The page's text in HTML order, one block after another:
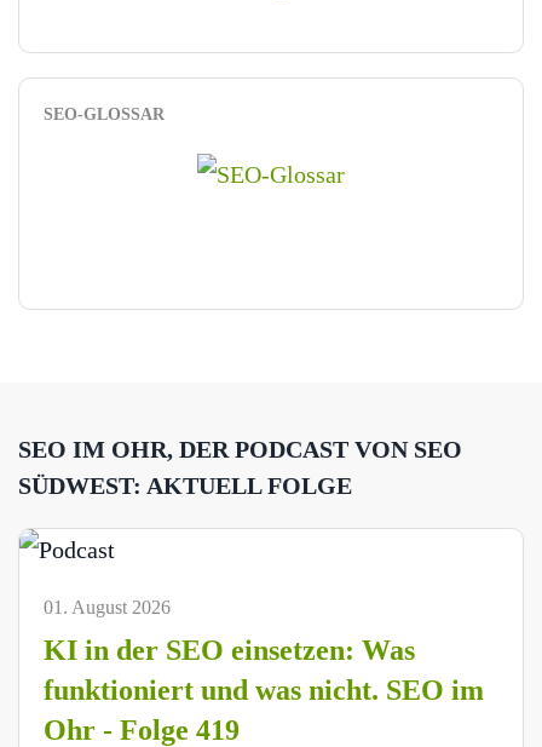
SEO-GLOSSAR
SEO IM OHR, DER PODCAST VON SEO
SÜDWEST: AKTUELL FOLGE
01. August 2026
KI in der SEO einsetzen: Was
funktioniert und was nicht. SEO im
Ohr - Folge 419